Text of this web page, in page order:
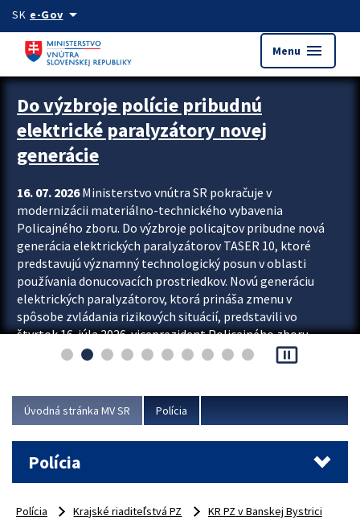
Preskocit na hlavný obsah
SK e-Govarrow_drop_down
Menu menu
Zastavit automatický posun upútavok
Do výzbroje polície pribudnú
elektrické paralyzátory novej
generácie
16. 07. 2026Ministerstvo vnútra SR pokračuje v
modernizácii materiálno-technického vybavenia
Policajného zboru. Do výzbroje policajtov pribudne nová
generácia elektrických paralyzátorov TASER 10, ktoré
predstavujú významný technologický posun v oblasti
používania donucovacích prostriedkov. Novú generáciu
elektrických paralyzátorov, ktorá prináša zmenu v
spôsobe zvládania rizikových situácií, predstavili vo
štvrtok 16. júla 2026 viceprezident Policajného zboru
Rastislav Polakovič a riaditeľ odboru výcviku...
pause_presentation
Úvodná stránka MV SR Polícia
Polícia
Polícia Krajské riaditeľstvá PZ
KR PZ v Banskej Bystrici